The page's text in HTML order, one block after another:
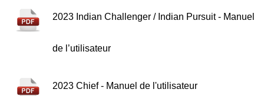
2023 Indian Challenger / Indian Pursuit - Manuel
de l’utilisateur
2023 Chief - Manuel de l'utilisateur